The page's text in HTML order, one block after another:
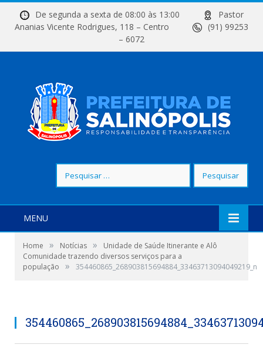
De segunda a sexta de 08:00 às 13:00
Pastor
Ananias Vicente Rodrigues, 118 – Centro
(91) 99253
– 6072
por:
MENU
Home » Notícias »
Unidade de Saúde Itinerante e Alô
Comunidade trazendo diversos serviços para a
população
» 354460865_268903815694884_33463713094049219_n